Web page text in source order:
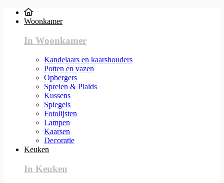
Woonkamer
In Woonkamer
Kandelaars en kaarshouders
Potten en vazen
Opbergers
Spreien & Plaids
Kussens
Spiegels
Fotolijsten
Lampen
Kaarsen
Decoratie
Keuken
In Keuken